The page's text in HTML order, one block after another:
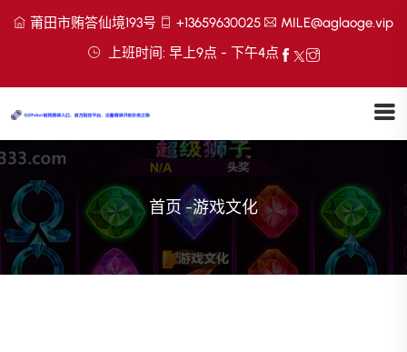
莆田市贿答仙境193号 +13659630025
MILE@aglaoge.vip
上班时间: 早上9点 - 下午4点
首页-游戏文化